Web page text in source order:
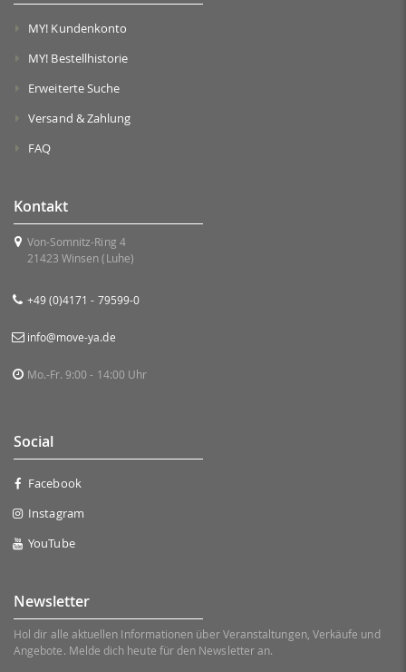
MY! Kundenkonto
MY! Bestellhistorie
Erweiterte Suche
Versand & Zahlung
FAQ
Kontakt
Von-Somnitz-Ring 4
21423 Winsen (Luhe)
+49 (0)4171 - 79599-0
info@move-ya.de
Mo.-Fr. 9:00 - 14:00 Uhr
Social
Facebook
Instagram
YouTube
Newsletter
Hol dir alle aktuellen Informationen über Veranstaltungen, Verkäufe und
Angebote. Melde dich heute für den Newsletter an.